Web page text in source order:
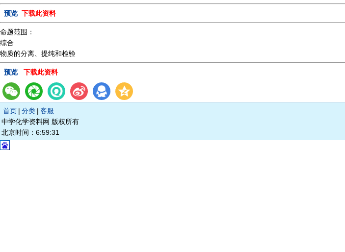
预览 下载此资料
命题范围：
综合
物质的分离、提纯和检验
预览 下载此资料
首页 | 分类 | 客服
中学化学资料网 版权所有
北京时间：6:59:31